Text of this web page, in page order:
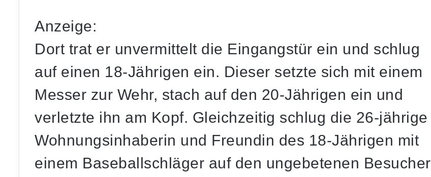
Anzeige:
Dort trat er unvermittelt die Eingangstür ein und schlug
auf einen 18-Jährigen ein. Dieser setzte sich mit einem
Messer zur Wehr, stach auf den 20-Jährigen ein und
verletzte ihn am Kopf. Gleichzeitig schlug die 26-jährige
Wohnungsinhaberin und Freundin des 18-Jährigen mit
einem Baseballschläger auf den ungebetenen Besucher